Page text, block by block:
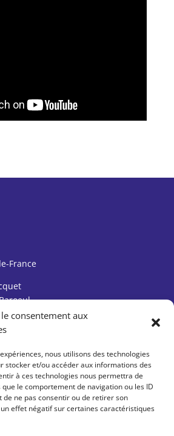
consentement aux
nous utilisons des technologies
stocker et/ou accéder aux informations des
à ces technologies nous permettra de
le comportement de navigation ou les ID
de ne pas consentir ou de retirer son
effet négatif sur certaines caractéristiques
France
Suivez-nous :